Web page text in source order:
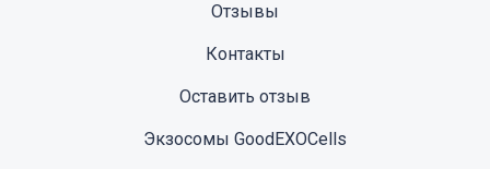
Отзывы
Контакты
Оставить отзыв
Экзосомы GoodEXOCells